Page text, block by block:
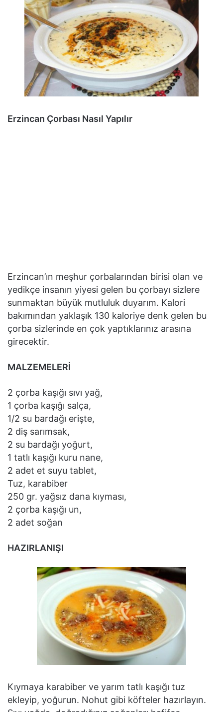
Erzincan Çorbası Nasıl Yapılır
Erzincan’ın meşhur çorbalarından birisi olan ve
yedikçe insanın yiyesi gelen bu çorbayı sizlere
sunmaktan büyük mutluluk duyarım. Kalori
bakımından yaklaşık 130 kaloriye denk gelen bu
çorba sizlerinde en çok yaptıklarınız arasına
girecektir.
MALZEMELERİ
2 çorba kaşığı sıvı yağ,
1 çorba kaşığı salça,
1/2 su bardağı erişte,
2 diş sarımsak,
2 su bardağı yoğurt,
1 tatlı kaşığı kuru nane,
2 adet et suyu tablet,
Tuz, karabiber
250 gr. yağsız dana kıyması,
2 çorba kaşığı un,
2 adet soğan
HAZIRLANIŞI
Kıymaya karabiber ve yarım tatlı kaşığı tuz
ekleyip, yoğurun. Nohut gibi köfteler hazırlayın.